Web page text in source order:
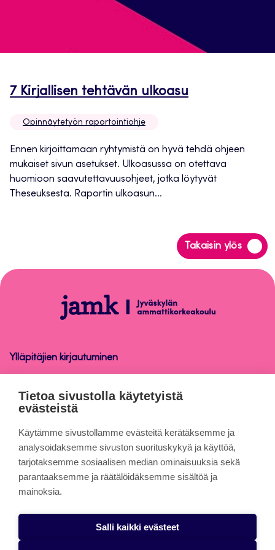
7 Kirjallisen tehtävän ulkoasu
Opinnäytetyön raportointiohje
Ennen kirjoittamaan ryhtymistä on hyvä tehdä ohjeen
mukaiset sivun asetukset. Ulkoasussa on otettava
huomioon saavutettavuusohjeet, jotka löytyvät
Theseuksesta. Raportin ulkoasun...
Takaisin ylös
Siirry
takaisin
Opinnäytetyön
raportointiohje
Ylläpitäjien kirjautuminen
Opinnäytetyön raportointiohje
Tietoa sivuista
Evästeet
Saavutettavuusseloste
Tietosuojaseloste
Alasottoilmoitus
Tietoa sivustolla käytetyistä
evästeistä
Käytämme sivustollamme evästeitä kerätäksemme ja
analysoidaksemme sivuston suorituskykyä ja käyttöä,
tarjotaksemme sosiaalisen median ominaisuuksia sekä
parantaaksemme ja räätälöidäksemme sisältöä ja
mainoksia.
Salli kaikki evästeet